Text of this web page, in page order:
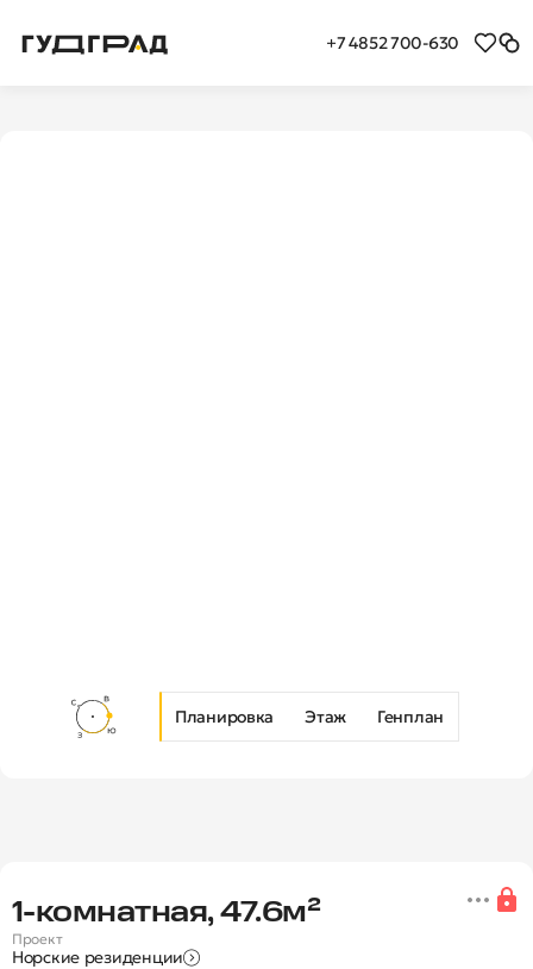
+7 4852 700-630
Планировка Этаж Генплан
Новая 1-комнатная квартира в
1‑комнатная, 47.6м²
Проект
Норские резиденции